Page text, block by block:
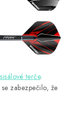
sisálové terče.
zabezpečilo, že